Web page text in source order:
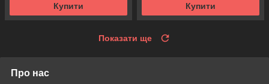
Купити Купити
Показати ще
Про нас